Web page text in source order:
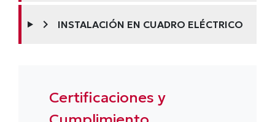
chevron_right INSTALACIÓN EN CUADRO ELÉCTRICO
Certificaciones y